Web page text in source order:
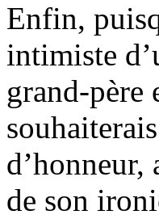
Enfin,
intimiste
grand-père
d’honneur,
de son